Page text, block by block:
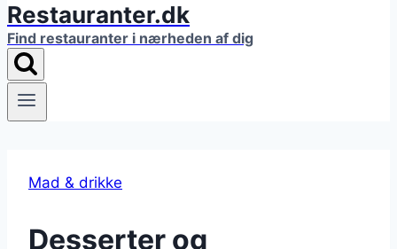
Restauranter.dk
Find restauranter i nærheden af dig
Mad & drikke
Desserter og